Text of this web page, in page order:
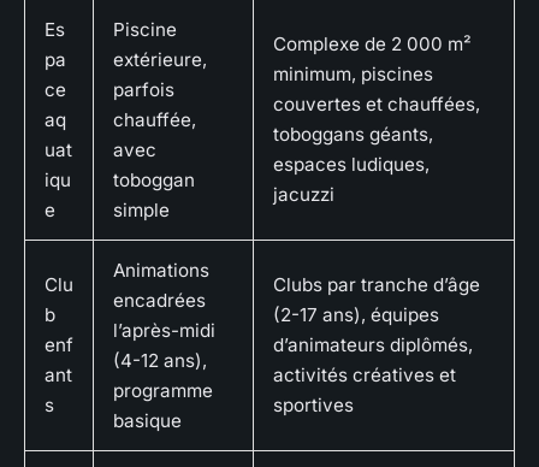
Es
pa
ce
aq
uat
iqu
e
Piscine
extérieure,
parfois
chauffée,
avec
toboggan
simple
Complexe de 2 000 m²
minimum, piscines
couvertes et chauffées,
toboggans géants,
espaces ludiques,
jacuzzi
Clu
b
enf
ant
s
Animations
encadrées
l’après-midi
(4-12 ans),
programme
basique
Clubs par tranche d’âge
(2-17 ans), équipes
d’animateurs diplômés,
activités créatives et
sportives